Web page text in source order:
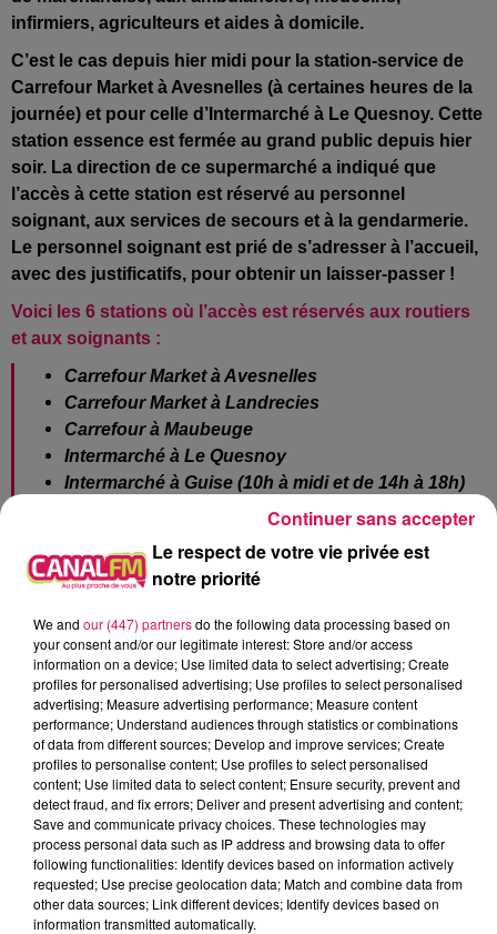
infirmiers, agriculteurs et aides à domicile.
C’est le cas depuis hier midi pour la station-service de
Carrefour Market à Avesnelles (à certaines heures de la
journée) et pour celle d’Intermarché à Le Quesnoy. Cette
station essence est fermée au grand public depuis hier
soir. La direction de ce supermarché a indiqué que
l’accès à cette station est réservé au personnel
soignant, aux services de secours et à la gendarmerie.
Le personnel soignant est prié de s’adresser à l’accueil,
avec des justificatifs, pour obtenir un laisser-passer !
Voici les 6 stations où l’accès est réservés aux routiers
et aux soignants :
Carrefour Market à Avesnelles
Carrefour Market à Landrecies
Carrefour à Maubeuge
Intermarché à Le Quesnoy
Intermarché à Guise (10h à midi et de 14h à 18h)
Auchan à Hirson (le gazole est réservé pour les
À L'ANTENNE
Le respect de votre vie privée est
notre priorité
We and our (447) partnersdo the following data processing based on
your consent and/or our legitimate interest: Store and/or access
information on a device; Use limited data to select advertising; Create
profiles for personalised advertising; Use profiles to select personalised
advertising; Measure advertising performance; Measure content
performance; Understand audiences through statistics or combinations
of data from different sources; Develop and improve services; Create
profiles to personalise content; Use profiles to select personalised
content; Use limited data to select content; Ensure security, prevent and
detect fraud, and fix errors; Deliver and present advertising and content;
Save and communicate privacy choices. These technologies may
process personal data such as IP address and browsing data to offer
following functionalities: Identify devices based on information actively
requested; Use precise geolocation data; Match and combine data from
other data sources; Link different devices; Identify devices based on
information transmitted automatically.
Continuer sans accepter